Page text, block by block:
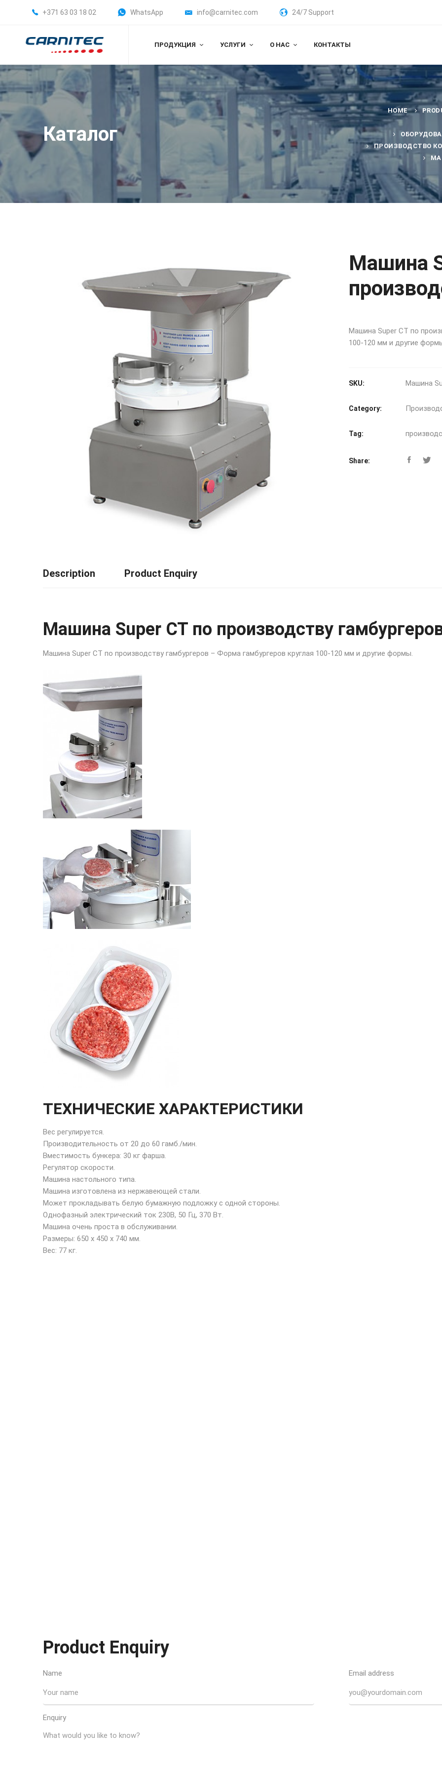
+371 63 03 18 02 WhatsApp info@carnitec.com 24/7 Support
ПРОДУКЦИЯ УСЛУГИ О НАС КОНТАКТЫ
Каталог
HOME
ПРОИЗВОДСТВО
Машина
Машина Super CT по
100-120 мм и другие
SKU: Машина
Category:
Tag:
Share:
Description Product Enquiry
Машина Super CT по производству
Машина Super CT по производству гамбургеров – Форма гамбургеров круглая 100-120 мм и другие формы.
ТЕХНИЧЕСКИЕ ХАРАКТЕРИСТИКИ
Вес регулируется.
Производительность от 20 до 60 гамб./мин.
Вместимость бункера: 30 кг фарша.
Регулятор скорости.
Машина настольного типа.
Машина изготовлена из нержавеющей стали.
Может прокладывать белую бумажную подложку с одной стороны.
Однофазный электрический ток 230В, 50 Гц, 370 Вт.
Машина очень проста в обслуживании.
Размеры: 650 x 450 x 740 мм.
Вес: 77 кг.
Product Enquiry
Name Email address
Enquiry